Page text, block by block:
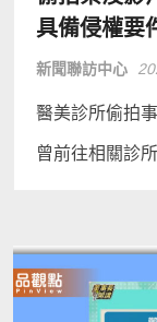
具備侵權要
新聞聯訪中心
醫美診所偷拍
曾前往相關診